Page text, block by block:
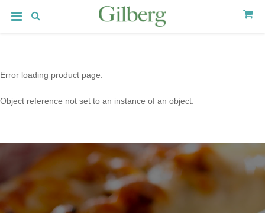
Error loading product page.
Object reference not set to an instance of an object.